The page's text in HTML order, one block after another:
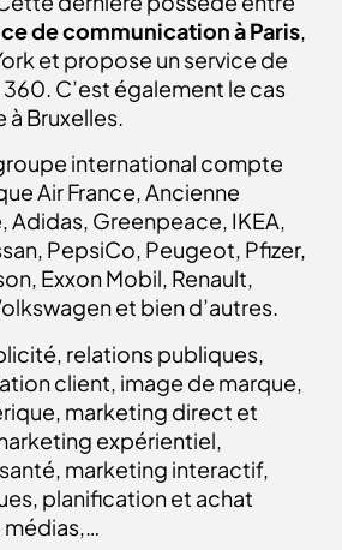
de communication à Paris,
et propose un service de
C’est également le cas
à Bruxelles.
international compte
Air France, Ancienne
Adidas, Greenpeace, IKEA,
PepsiCo, Peugeot, Pfizer,
Exxon Mobil, Renault,
et bien d’autres.
relations publiques,
client, image de marque,
marketing direct et
expérientiel,
marketing interactif,
planification et achat